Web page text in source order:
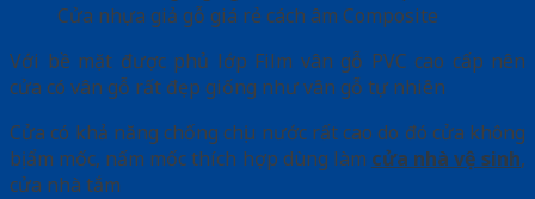
Cửa nhựa giả gỗ giá rẻ cách âm Composite
Với bề mặt được phủ lớp Film vân gỗ PVC cao cấp nên
cửa có vân gỗ rất đẹp giống như vân gỗ tự nhiên
Cửa có khả năng chống chịu nước rất cao do đó cửa không
bị ẩm mốc, nấm mốc thích hợp dùng làm cửa nhà vệ sinh,
cửa nhà tắm